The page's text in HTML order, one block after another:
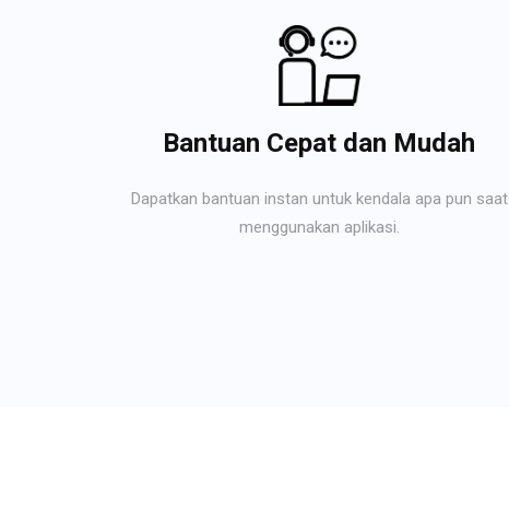
Bantuan Cepat dan Mudah
Dapatkan bantuan instan untuk kendala apa pun saat
menggunakan aplikasi.